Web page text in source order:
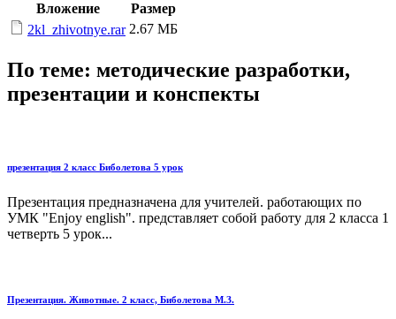
Вложение
Размер
2kl_zhivotnye.rar 2.67 МБ
По теме: методические разработки,
презентации и конспекты
презентация 2 класс Биболетова 5 урок
Презентация предназначена для учителей. работающих по
УМК "Enjoy english". представляет собой работу для 2 класса 1
четверть 5 урок...
Презентация. Животные. 2 класс, Биболетова М.З.